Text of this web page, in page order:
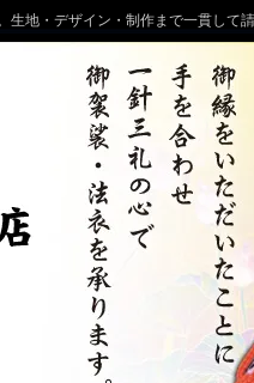
地・デザイン・制作まで一貫して